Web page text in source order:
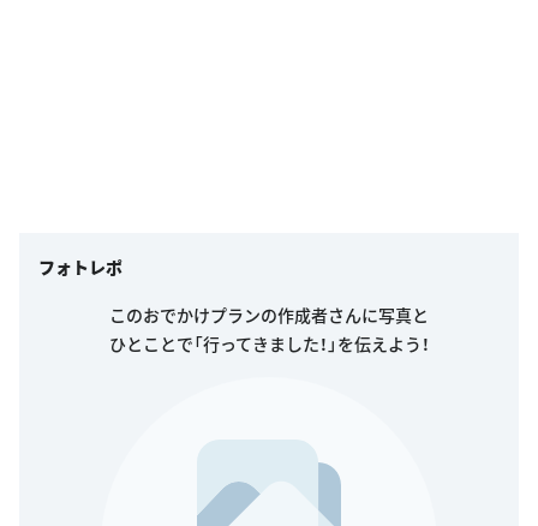
フォトレポ
このおでかけプランの作成者さんに写真と
ひとことで「行ってきました！」を伝えよう！